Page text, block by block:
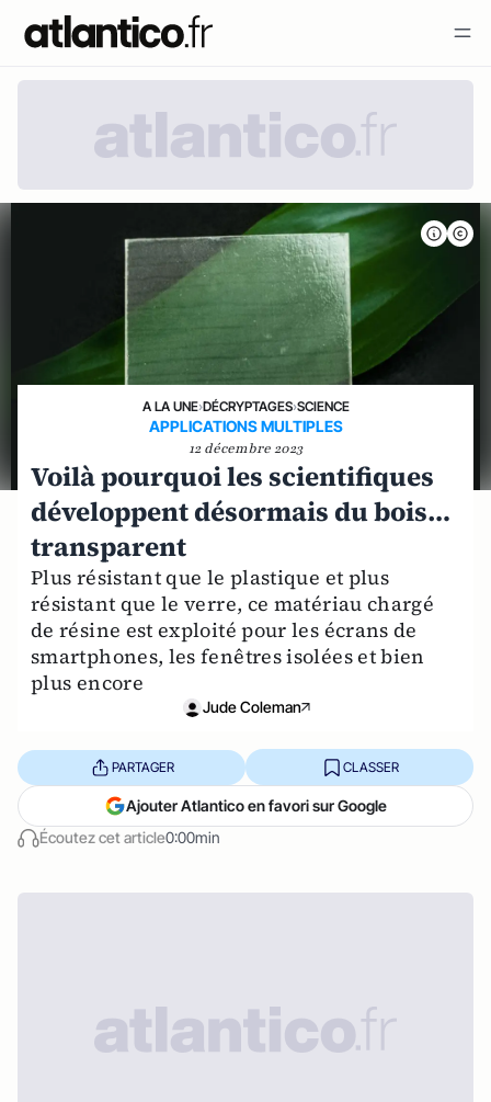
A LA UNE›DÉCRYPTAGES›SCIENCE
APPLICATIONS MULTIPLES
12 décembre 2023
Voilà pourquoi les scientifiques
développent désormais du bois…
transparent
Plus résistant que le plastique et plus
résistant que le verre, ce matériau chargé
de résine est exploité pour les écrans de
smartphones, les fenêtres isolées et bien
plus encore
Jude Coleman
Écoutez cet article0:00min
PARTAGER CLASSER
Ajouter Atlantico en favori sur Google